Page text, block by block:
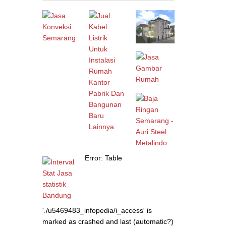
Madiun (1)
Magelang (1)
(0)
(0)
Medan
Mojokerto
Nusa Tenggara
Error: Table
'./u5469483_infopedia/i_access' is
marked as crashed and last (automatic?)